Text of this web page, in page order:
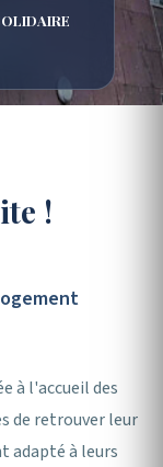
!
à l'accueil des
de retrouver leur
adapté à leurs